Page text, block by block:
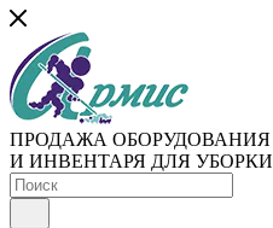
ПРОДАЖА ОБОРУДОВАНИЯ
И ИНВЕНТАРЯ ДЛЯ УБОРКИ